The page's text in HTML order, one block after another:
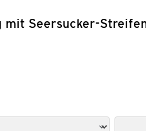
mit Seersucker-